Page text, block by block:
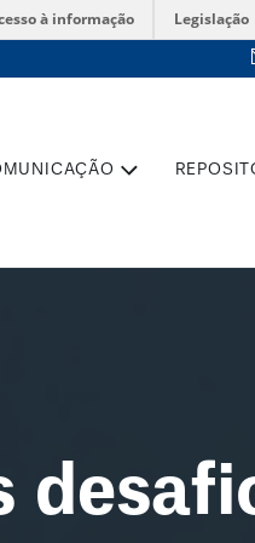
à informação Legislação